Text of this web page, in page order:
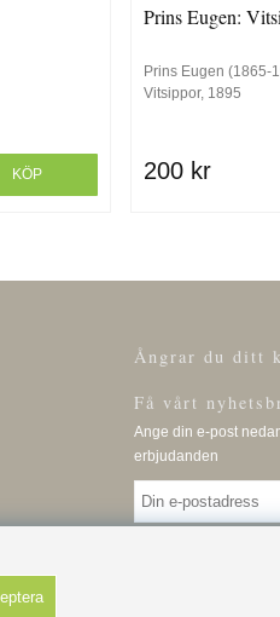
KÖP
Prins Eugen:
Prins Eugen (1865-
Vitsippor, 1895
200 kr
Ångrar du ditt
Få vårt
Ange din e-post
erbjudanden